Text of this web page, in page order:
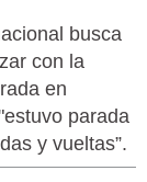
busca
con la
en
parada
y vueltas”.